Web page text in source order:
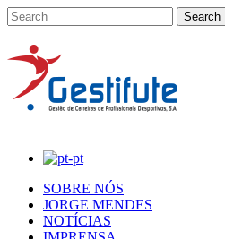
SOBRE NÓS
JORGE MENDES
NOTÍCIAS